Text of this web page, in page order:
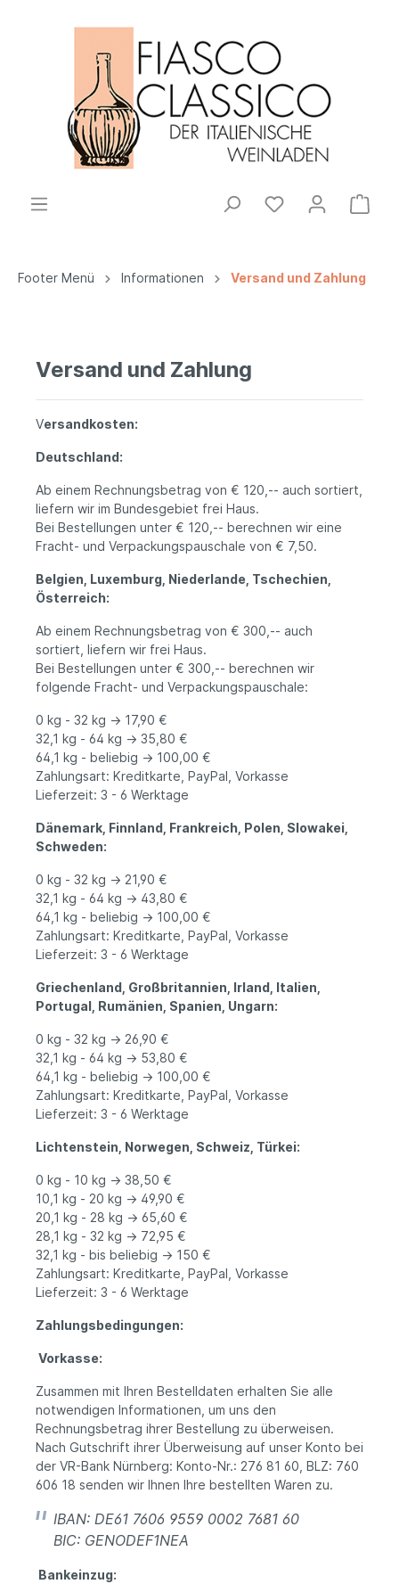
Footer Menü Informationen Versand und Zahlung
Versand und Zahlung
Versandkosten:
Deutschland:
Ab einem Rechnungsbetrag von € 120,-- auch sortiert,
liefern wir im Bundesgebiet frei Haus.
Bei Bestellungen unter € 120,-- berechnen wir eine
Fracht- und Verpackungspauschale von € 7,50.
Belgien, Luxemburg, Niederlande, Tschechien,
Österreich:
Ab einem Rechnungsbetrag von € 300,-- auch
sortiert, liefern wir frei Haus.
Bei Bestellungen unter € 300,-- berechnen wir
folgende Fracht- und Verpackungspauschale:
0 kg - 32 kg -> 17,90 €
32,1 kg - 64 kg -> 35,80 €
64,1 kg - beliebig -> 100,00 €
Zahlungsart: Kreditkarte, PayPal, Vorkasse
Lieferzeit: 3 - 6 Werktage
Dänemark, Finnland, Frankreich, Polen, Slowakei,
Schweden:
0 kg - 32 kg -> 21,90 €
32,1 kg - 64 kg -> 43,80 €
64,1 kg - beliebig -> 100,00 €
Zahlungsart: Kreditkarte, PayPal, Vorkasse
Lieferzeit: 3 - 6 Werktage
Griechenland, Großbritannien, Irland, Italien,
Portugal, Rumänien, Spanien, Ungarn:
0 kg - 32 kg -> 26,90 €
32,1 kg - 64 kg -> 53,80 €
64,1 kg - beliebig -> 100,00 €
Zahlungsart: Kreditkarte, PayPal, Vorkasse
Lieferzeit: 3 - 6 Werktage
Lichtenstein, Norwegen, Schweiz, Türkei:
0 kg - 10 kg -> 38,50 €
10,1 kg - 20 kg -> 49,90 €
20,1 kg - 28 kg -> 65,60 €
28,1 kg - 32 kg -> 72,95 €
32,1 kg - bis beliebig -> 150 €
Zahlungsart: Kreditkarte, PayPal, Vorkasse
Lieferzeit: 3 - 6 Werktage
Zahlungsbedingungen:
Vorkasse:
Zusammen mit Ihren Bestelldaten erhalten Sie alle
notwendigen Informationen, um uns den
Rechnungsbetrag ihrer Bestellung zu überweisen.
Nach Gutschrift ihrer Überweisung auf unser Konto bei
der VR-Bank Nürnberg: Konto-Nr.: 276 81 60, BLZ: 760
606 18 senden wir Ihnen Ihre bestellten Waren zu.
IBAN: DE61 7606 9559 0002 7681 60
BIC: GENODEF1NEA
Bankeinzug: